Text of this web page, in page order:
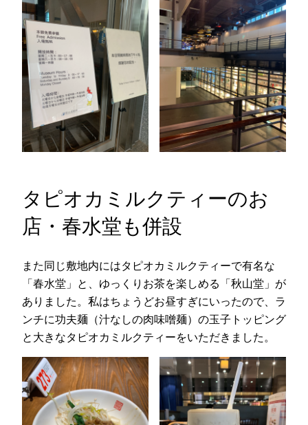
タピオカミルクティーのお
店・春水堂も併設
また同じ敷地内にはタピオカミルクティーで有名な
「春水堂」と、ゆっくりお茶を楽しめる「秋山堂」が
ありました。私はちょうどお昼すぎにいったので、ラ
ンチに功夫麺（汁なしの肉味噌麺）の玉子トッピング
と大きなタピオカミルクティーをいただきました。